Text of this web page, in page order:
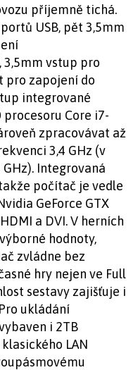
příjemně tichá.
USB, pět 3,5mm
vstup pro
pro zapojení do
integrované
Core i7-
zpracovávat až
3,4 GHz (v
Integrovaná
počítač je vedle
GeForce GTX
a DVI. V herních
hodnoty,
zvládne bez
hry nejen ve Full
sestavy zajišťuje i
ukládání
i 2TB
LAN